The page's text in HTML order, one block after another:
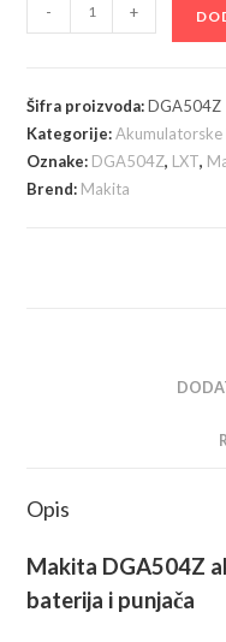
DGA504Z
ugaona
brusilica
količina
- +
Šifra proizvoda:DGA504Z
Kategorije:Akumulatorske
Oznake: DGA504Z, LXT,
Brend: Makita
Opis
Makita DGA504Z
baterija i punjača